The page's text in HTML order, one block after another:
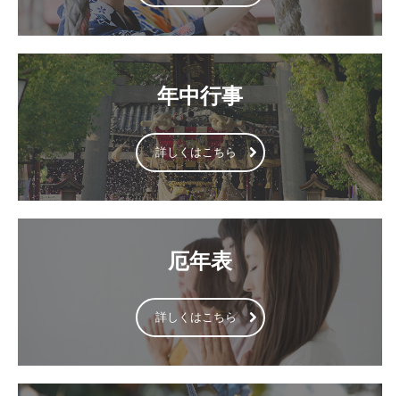
年中行事
詳しくはこちら
厄年表
詳しくはこちら